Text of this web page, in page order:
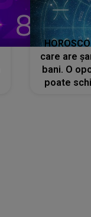
care are
bani. O
poate